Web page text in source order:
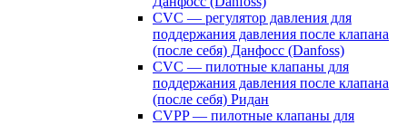
CVС — регулятор давления для
поддержания давления после клапана
(после себя) Данфосс (Danfoss)
CVС — пилотные клапаны для
поддержания давления после клапана
(после себя) Ридан
CVPP — пилотные клапаны для